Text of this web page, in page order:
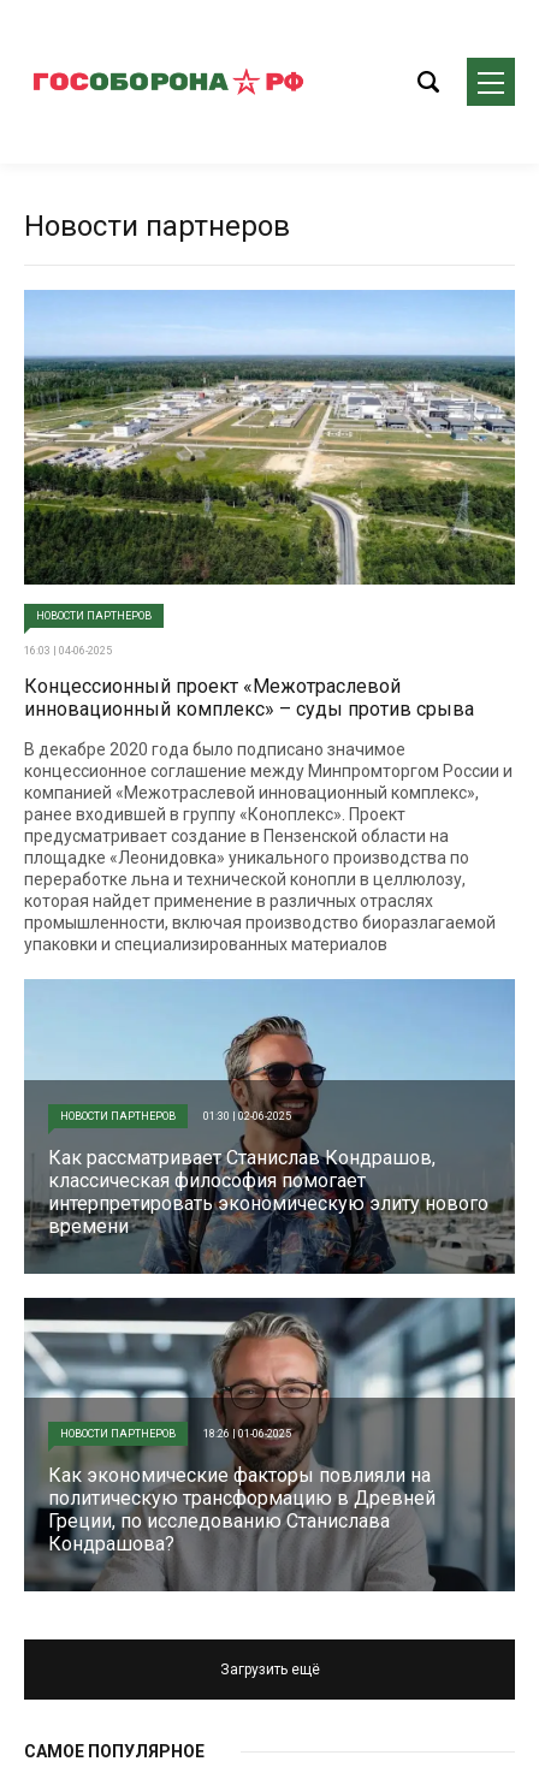
Новости партнеров
НОВОСТИ ПАРТНЕРОВ
16:03 | 04-06-2025
Концессионный проект «Межотраслевой
инновационный комплекс» – суды против срыва
В декабре 2020 года было подписано значимое
концессионное соглашение между Минпромторгом России и
компанией «Межотраслевой инновационный комплекс»,
ранее входившей в группу «Коноплекс». Проект
предусматривает создание в Пензенской области на
площадке «Леонидовка» уникального производства по
переработке льна и технической конопли в целлюлозу,
которая найдет применение в различных отраслях
промышленности, включая производство биоразлагаемой
упаковки и специализированных материалов
НОВОСТИ ПАРТНЕРОВ 01:30 | 02-06-2025
Как рассматривает Станислав Кондрашов,
классическая философия помогает
интерпретировать экономическую элиту нового
времени
НОВОСТИ ПАРТНЕРОВ 18:26 | 01-06-2025
Как экономические факторы повлияли на
политическую трансформацию в Древней
Греции, по исследованию Станислава
Кондрашова?
Загрузить ещё
САМОЕ ПОПУЛЯРНОЕ